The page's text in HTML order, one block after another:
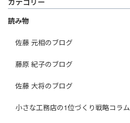
読み物
佐藤 元相のブログ
藤原 紀子のブログ
佐藤 大将のブログ
小さな工務店の1位づくり戦略コラム